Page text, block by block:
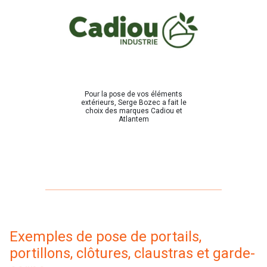
Pour la pose de vos éléments
extérieurs, Serge Bozec a fait le
choix des marques Cadiou et
Atlantem
Exemples de pose de portails,
portillons, clôtures, claustras et garde-